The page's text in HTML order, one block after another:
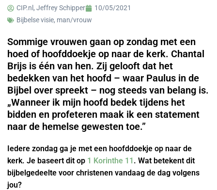
CIP.nl, Jeffrey Schipper
10/05/2021
Bijbelse visie, man/vrouw
Sommige vrouwen gaan op zondag met een
hoed of hoofddoekje op naar de kerk. Chantal
Brijs is één van hen. Zij gelooft dat het
bedekken van het hoofd – waar Paulus in de
Bijbel over spreekt – nog steeds van belang is.
„Wanneer ik mijn hoofd bedek tijdens het
bidden en profeteren maak ik een statement
naar de hemelse gewesten toe.”
Iedere zondag ga je met een hoofddoekje op naar de
kerk. Je baseert dit op 1 Korinthe 11 . Wat betekent dit
bijbelgedeelte voor christenen vandaag de dag volgens
jou?